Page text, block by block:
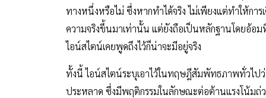
ทางหนึ่งหรือไม่ ซึ่งหากทำได้จริง ไม่เพียงแต่ทำให้ก
ความจริงขึ้นมาเท่านั้น แต่ยังถือเป็นหลักฐานโดยอ้อ
ไอน์สไตน์เคยพูดถึงไว้ก็น่าจะมีอยู่จริง
ทั้งนี้ ไอน์สไตน์ระบุเอาไว้ในทฤษฎีสัมพัทธภาพทั่วไป
ประหลาด ซึ่งมีพฤติกรรมในลักษณะต่อต้านแรงโน้ม